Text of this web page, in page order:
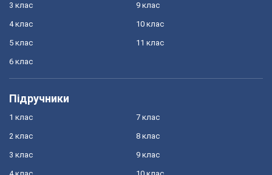
3 клас
4 клас
5 клас
6 клас
9 клас
10 клас
11 клас
Підручники
1 клас
2 клас
3 клас
7 клас
8 клас
9 клас